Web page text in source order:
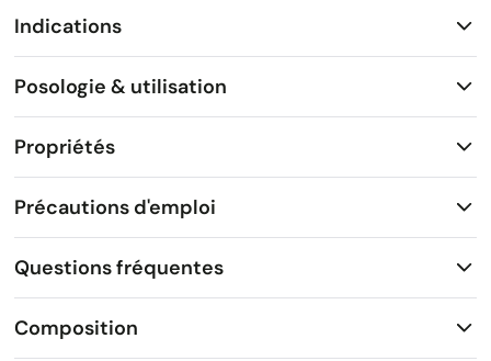
Indications
Posologie & utilisation
Propriétés
Précautions d'emploi
Questions fréquentes
Composition